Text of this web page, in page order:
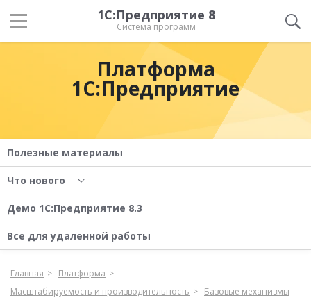
1С:Предприятие 8
Система программ
Платформа
1С:Предприятие
Полезные материалы
Что нового
Демо 1С:Предприятие 8.3
Все для удаленной работы
Главная
Платформа
Масштабируемость и производительность
Базовые механизмы